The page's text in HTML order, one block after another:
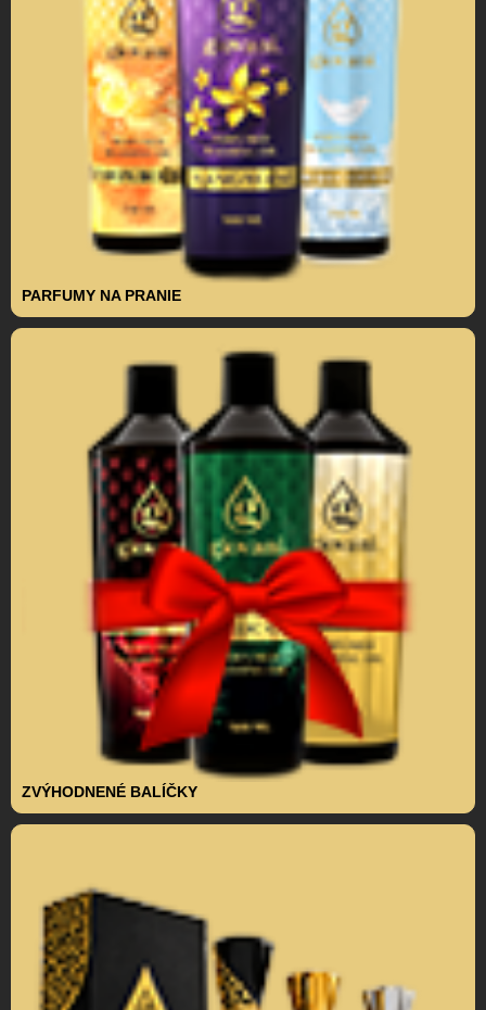
PARFUMY NA PRANIE
ZVÝHODNENÉ BALÍČKY